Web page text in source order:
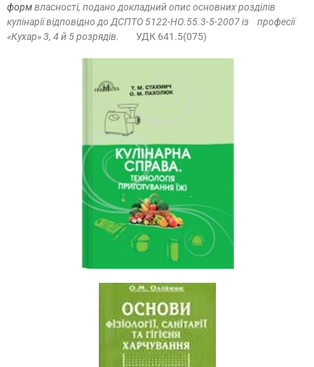
формвласності, подано докладний опис основних розділів
кулінарії відповідно до ДСПТО 5122-НО.55.3-5-2007 із професії
«Кухар» 3, 4 й 5 розрядів. УДК 641.5(075)